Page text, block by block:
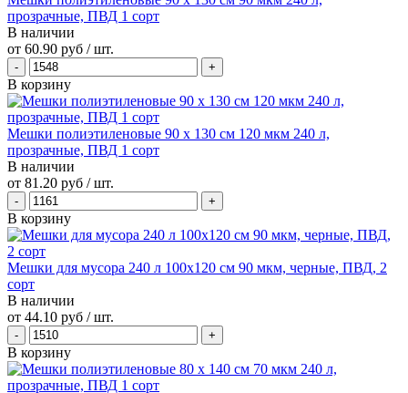
прозрачные, ПВД 1 сорт
В наличии
от 60.90 руб / шт.
В корзину
Мешки полиэтиленовые 90 х 130 см 120 мкм 240 л,
прозрачные, ПВД 1 сорт
В наличии
от 81.20 руб / шт.
В корзину
Мешки для мусора 240 л 100х120 см 90 мкм, черные, ПВД, 2
сорт
В наличии
от 44.10 руб / шт.
В корзину